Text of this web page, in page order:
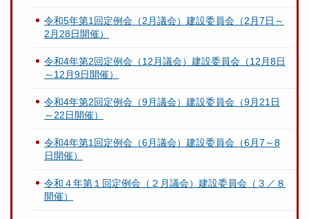
令和5年第1回定例会（2月議会）建設委員会（2月7日～
2月28日開催）
令和4年第2回定例会（12月議会）建設委員会（12月8日
～12月9日開催）
令和4年第2回定例会（9月議会）建設委員会（9月21日
～22日開催）
令和4年第1回定例会（6月議会）建設委員会（6月7～8
日開催）
令和４年第１回定例会（２月議会）建設委員会（３／８
開催）